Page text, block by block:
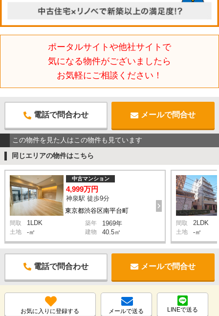
ポータルサイトや他社サイトで
気になる物件がございましたら
お気軽にご相談ください！
電話で問合わせ メールで問合せ
この物件を見た人はこの物件も見ています
同じエリアの物件はこちら
東京都渋谷区南平台町
中古マンション
4,999万円
神泉駅 徒歩9分
間取 1LDK 築年 1969年
土地 -㎡ 建物 40.5㎡
間取 2LDK
土地 -㎡
電話で問合わせ メールで問合せ
お気に入りに登録する メールで送る LINEで送る